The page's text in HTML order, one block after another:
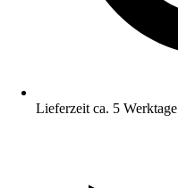
Lieferzeit ca. 5 Werktage